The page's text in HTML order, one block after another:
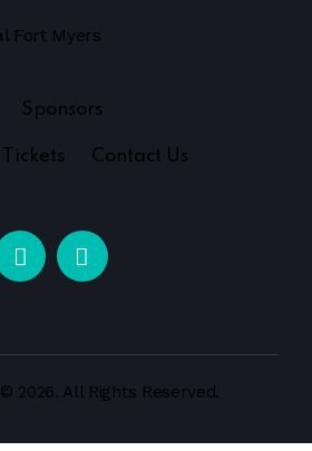
Sponsors
Tickets Contact Us
© 2026. All Rights Reserved.